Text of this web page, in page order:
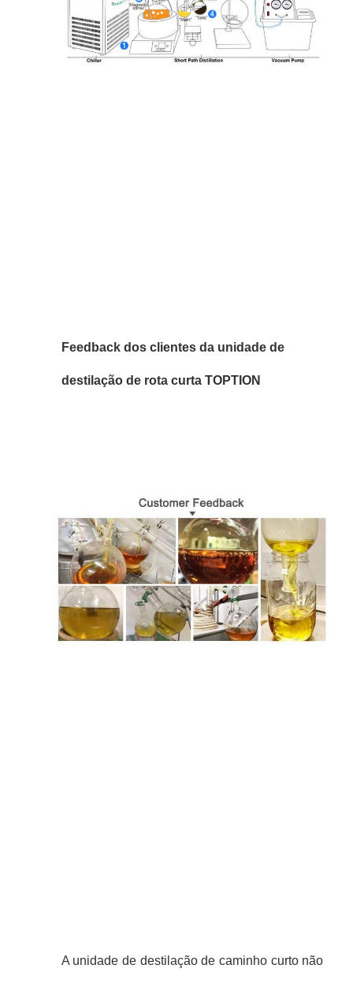
Feedback dos clientes da unidade de
destilação de rota curta TOPTION
A unidade de destilação de caminho curto não